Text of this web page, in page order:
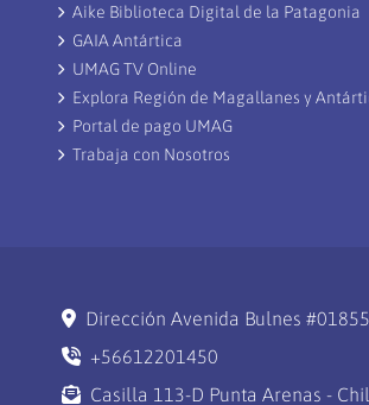
Aike Biblioteca Digital de la Patagonia
GAIA Antártica
UMAG TV Online
Explora Región de Magallanes y
Portal de pago UMAG
Trabaja con Nosotros
Dirección Avenida Bulnes #01855
+56612201450
Casilla 113-D Punta Arenas -